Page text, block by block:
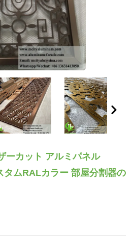
ーカット アルミパネル
タムRALカラー 部屋分割器の